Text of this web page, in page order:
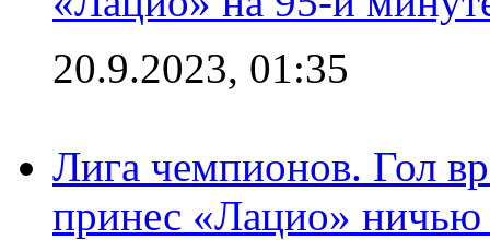
20.9.2023, 01:35
Лига чемпионов. Гол
принес «Лацио» ничью